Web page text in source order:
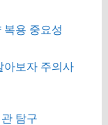
복용 중요성
아보자 주의사
탐구